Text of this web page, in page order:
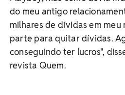
do meu antigo
milhares de dívidas em meu
parte para quitar dívidas.
conseguindo ter lucros",
revista Quem.